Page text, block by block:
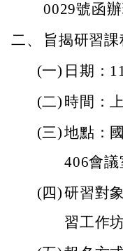
0029號函辦
二、
旨揭研習課
(一) 日期：
(二) 時間：
(三)地點：
406會議
(四)研習對
習工作